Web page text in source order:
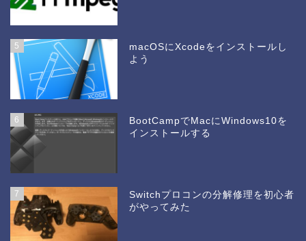
5
macOSにXcodeをインストールし
よう
6
BootCampでMacにWindows10を
インストールする
7
Switchプロコンの分解修理を初心者
がやってみた